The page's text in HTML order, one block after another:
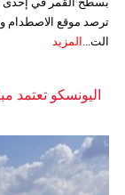
ترصد موقع الاصطدام
الت... المزيد
اليونسكو تعتمد